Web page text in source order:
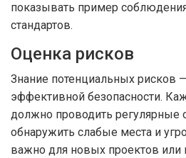
показывать пример
стандартов.
Оценка рисков
Знание потенциальных рисков
эффективной безопасности.
должно проводить регулярные
обнаружить слабые места и
важно для новых проектов или